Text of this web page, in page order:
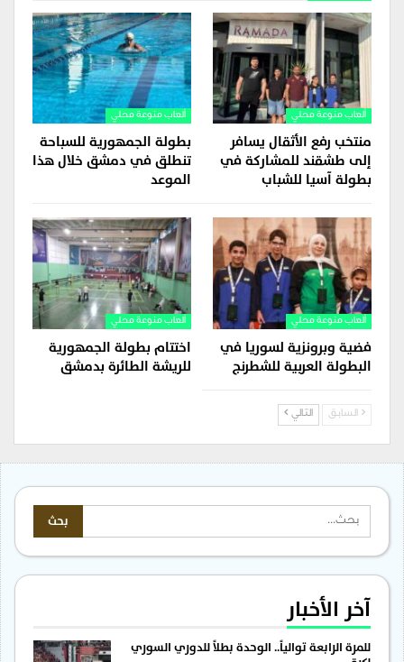
ألعاب منوعة محلي
منتخب رفع الأثقال يسافر
إلى طشقند للمشاركة في
بطولة آسيا للشباب
ألعاب منوعة محلي
بطولة الجمهورية للسباحة
تنطلق في دمشق خلال هذا
الموعد
ألعاب منوعة محلي
فضية وبرونزية لسوريا في
البطولة العربية للشطرنج
ألعاب منوعة محلي
اختتام بطولة الجمهورية
للريشة الطائرة بدمشق
السابق التالي
آخر الأخبار
للمرة الرابعة توالياً.. الوحدة بطلاً للدوري السوري